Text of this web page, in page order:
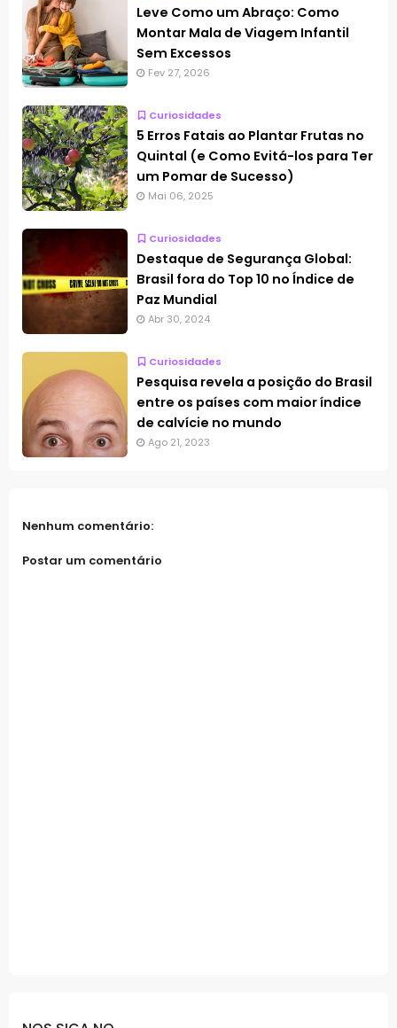
Leve Como um Abraço: Como
Montar Mala de Viagem Infantil
Sem Excessos
Fev 27, 2026
Curiosidades
5 Erros Fatais ao Plantar Frutas no
Quintal (e Como Evitá-los para Ter
um Pomar de Sucesso)
Mai 06, 2025
Curiosidades
Destaque de Segurança Global:
Brasil fora do Top 10 no Índice de
Paz Mundial
Abr 30, 2024
Curiosidades
Pesquisa revela a posição do Brasil
entre os países com maior índice
de calvície no mundo
Ago 21, 2023
Nenhum comentário:
Postar um comentário